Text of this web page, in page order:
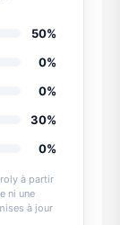
50%
0%
0%
30%
0%
à partir
ni une
à jour